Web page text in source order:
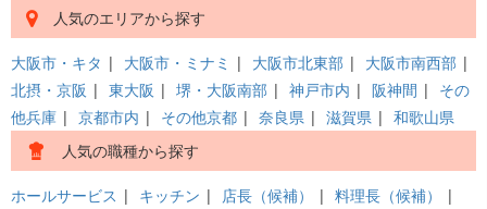
人気のエリアから探す
大阪市・キタ | 大阪市・ミナミ | 大阪市北東部 | 大阪市南西部 |
北摂・京阪 | 東大阪 | 堺・大阪南部 | 神戸市内 | 阪神間 | その
他兵庫 | 京都市内 | その他京都 | 奈良県 | 滋賀県 | 和歌山県
人気の職種から探す
ホールサービス | キッチン | 店長（候補） | 料理長（候補）
|